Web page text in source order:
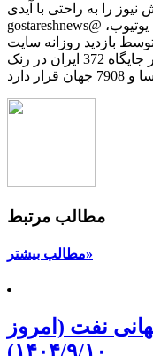
نیوز را به راحتی با آیدی
gostareshnews@ در شبکه‌های اجتماعی مانند آپارات، یوتیوب،
بازدید روزانه سایت
گسترش نیوز 120 هزار مخاطب بوده و در جایگاه 372 ایران در رنک
مطالب مرتبط
مطالب بیشتر»
نفت (امروز